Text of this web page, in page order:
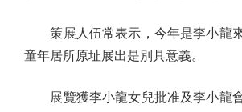
策展人伍常表示，今年是李小龍
童年居所原址展出是別具意義。
展覽獲李小龍女兒批准及李小龍